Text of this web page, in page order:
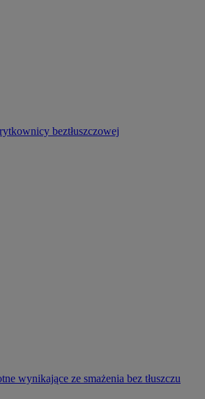
beztłuszczowej
wynikające ze smażenia bez tłuszczu